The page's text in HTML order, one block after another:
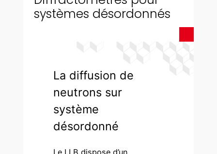
systèmes désordonnés
La diffusion de
neutrons sur
système
désordonné
Le LLB dispose d’un